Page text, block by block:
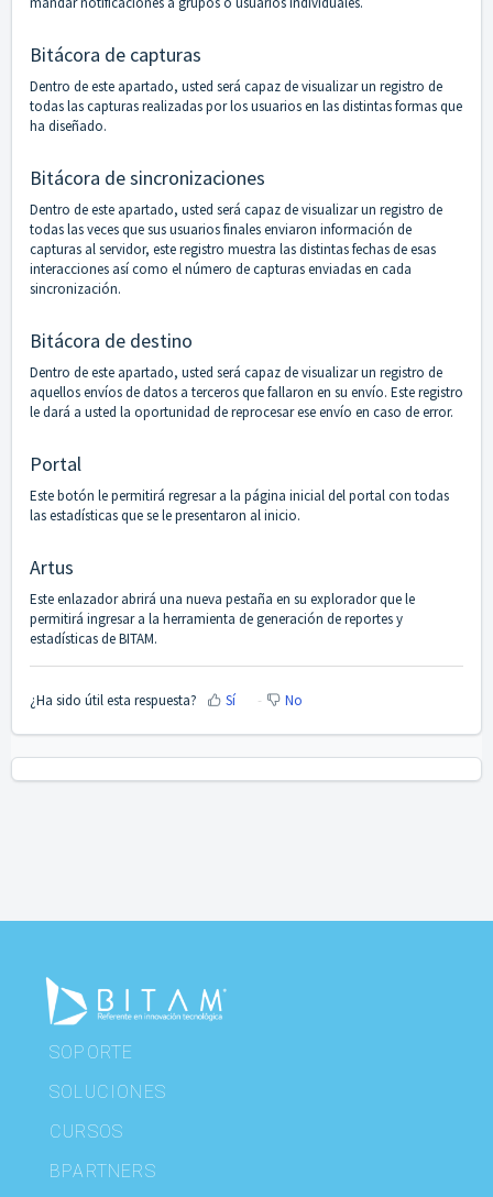
Bitácora de capturas
Dentro de este apartado, usted será capaz de visualizar un registro de
todas las capturas realizadas por los usuarios en las distintas formas que
ha diseñado.
Bitácora de sincronizaciones
Dentro de este apartado, usted será capaz de visualizar un registro de
todas las veces que sus usuarios finales enviaron información de
capturas al servidor, este registro muestra las distintas fechas de esas
interacciones así como el número de capturas enviadas en cada
sincronización.
Bitácora de destino
Dentro de este apartado, usted será capaz de visualizar un registro de
aquellos envíos de datos a terceros que fallaron en su envío. Este registro
le dará a usted la oportunidad de reprocesar ese envío en caso de error.
Portal
Este botón le permitirá regresar a la página inicial del portal con todas
las estadísticas que se le presentaron al inicio.
Artus
Este enlazador abrirá una nueva pestaña en su explorador que le
permitirá ingresar a la herramienta de generación de reportes y
estadísticas de BITAM.
¿Ha sido útil esta respuesta? Sí No